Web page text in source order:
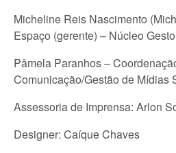
Micheline Reis Nascimento
Espaço (gerente) – Núcleo
Pâmela Paranhos –
Comunicação/Gestão de Mídias
Assessoria de Imprensa: Arlon
Designer: Caíque Chaves